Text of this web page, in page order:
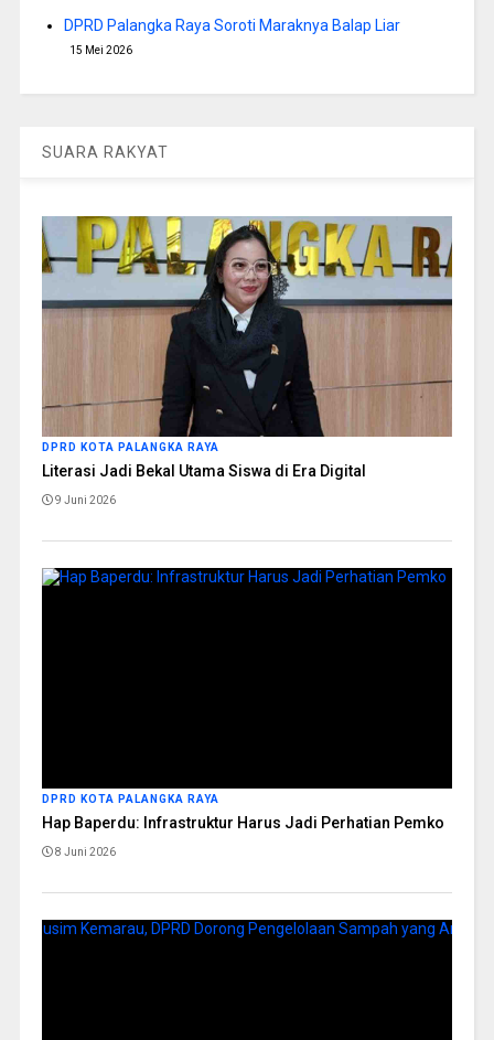
DPRD Palangka Raya Soroti Maraknya Balap Liar
15 Mei 2026
SUARA RAKYAT
DPRD KOTA PALANGKA RAYA
Literasi Jadi Bekal Utama Siswa di Era Digital
9 Juni 2026
DPRD KOTA PALANGKA RAYA
Hap Baperdu: Infrastruktur Harus Jadi Perhatian Pemko
8 Juni 2026